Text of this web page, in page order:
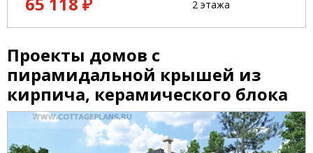
2 этажа
Проекты домов с
пирамидальной крышей из
кирпича, керамического блока